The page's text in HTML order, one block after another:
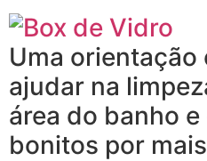
Uma
ajudar na
área do banho
bonitos por